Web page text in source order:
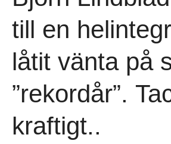
till en
låtit vänta på
”rekordår”.
kraftigt..